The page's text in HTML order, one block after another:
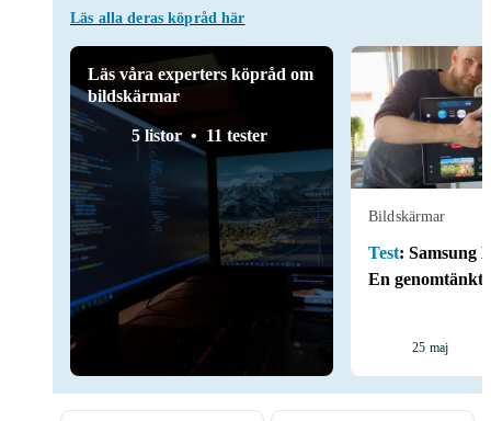
Läs alla deras köpråd här
Läs våra experters köpråd om
bildskärmar
5 listor 11 tester
Bildskärmar
Test: Samsung
En genomtänkt
25 maj